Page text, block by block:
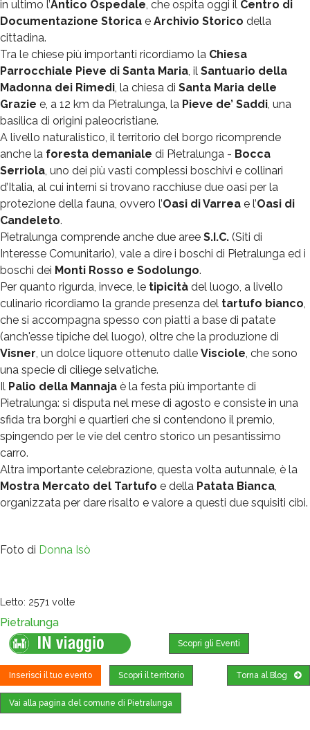
in ultimo l’Antico Ospedale , che ospita oggi il Centro di
Documentazione Storica e Archivio Storico della
cittadina.
Tra le chiese più importanti ricordiamo la Chiesa
Parrocchiale Pieve di Santa Maria , il Santuario della
Madonna dei Rimedi , la chiesa di Santa Maria delle
Grazie e, a 12 km da Pietralunga, la Pieve de’ Saddi , una
basilica di origini paleocristiane.
A livello naturalistico, il territorio del borgo ricomprende
anche la foresta demaniale di Pietralunga - Bocca
Serriola , uno dei più vasti complessi boschivi e collinari
d’Italia, al cui interni si trovano racchiuse due oasi per la
protezione della fauna, ovvero l’Oasi di Varrea e l’Oasi di
Candeleto.
Pietralunga comprende anche due aree S.I.C. (Siti di
Interesse Comunitario), vale a dire i boschi di Pietralunga ed i
boschi dei Monti Rosso e Sodolungo.
Per quanto rigurda, invece, le tipicità del luogo, a livello
culinario ricordiamo la grande presenza del tartufo bianco
che si accompagna spesso con piatti a base di patate
(anch'esse tipiche del luogo), oltre che la produzione di
Visner , un dolce liquore ottenuto dalle Visciole , che sono
una specie di ciliege selvatiche.
Il Palio della Mannaja è la festa più importante di
Pietralunga: si disputa nel mese di agosto e consiste in una
sfida tra borghi e quartieri che si contendono il premio,
spingendo per le vie del centro storico un pesantissimo
carro.
Altra importante celebrazione, questa volta autunnale, è la
Mostra Mercato del Tartufo e della Patata Bianca
organizzata per dare risalto e valore a questi due squisiti cibi.
Foto di Donna Isò
Letto: 2571 volte
Pietralunga
Scopri gli Eventi
Inserisci il tuo evento Scopri il territorio Torna al Blog
Vai alla pagina del comune di Pietralunga